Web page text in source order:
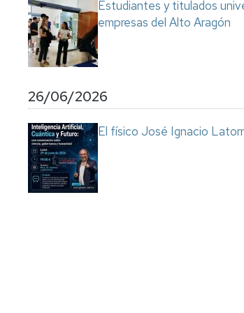
Estudiantes y titulados
empresas del Alto Aragón
26/06/2026
El físico José Ignacio